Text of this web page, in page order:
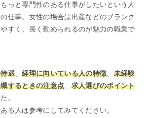
っと専門性のある仕事がしたいという人
仕事。女性の場合は出産などのブランク
すく、長く勤められるのが魅力の職業で
遇、経理に向いている人の特徴、 未経験
するときの注意点、 求人選びのポイント
。
る人は参考にしてみてください。